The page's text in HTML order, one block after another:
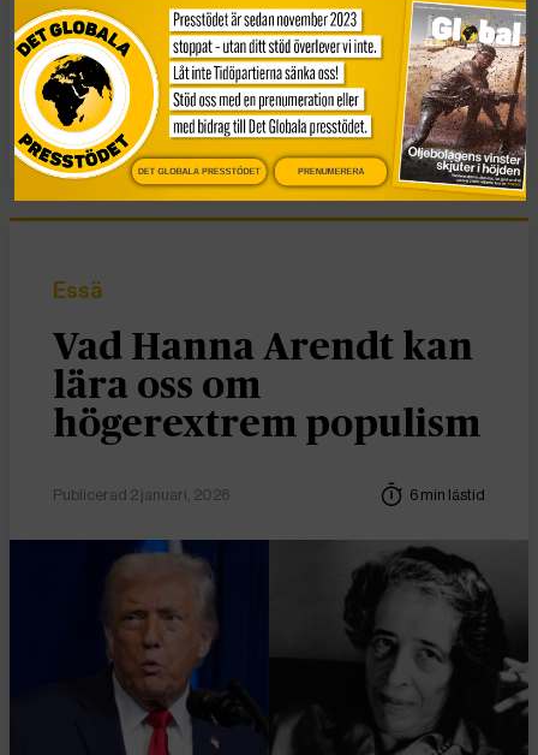
Benins nya abortlag ”kan rädda liv”
KATEGORI
Nyheter
Essä
Vad Hanna Arendt kan
lära oss om
högerextrem populism
Publicerad 2 januari, 2026 6 min lästid
DET GLOBALA PRESSTÖDET PRENUMERERA